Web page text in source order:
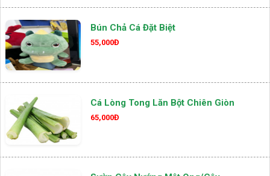
Bún Chả Cá Đặt Biệt
55,000Đ
Cá Lòng Tong Lăn Bột Chiên Giòn
65,000Đ